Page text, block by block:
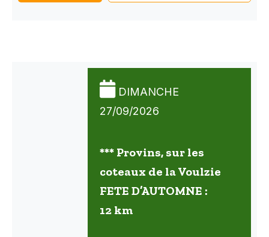
DIMANCHE
27/09/2026
*** Provins, sur les
coteaux de la Voulzie
FETE D’AUTOMNE :
12 km